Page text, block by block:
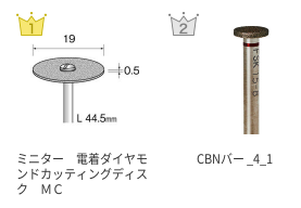
ミニター 電着ダイヤモ
ンドカッティングディス
ク ＭＣ
CBNバー _4_1